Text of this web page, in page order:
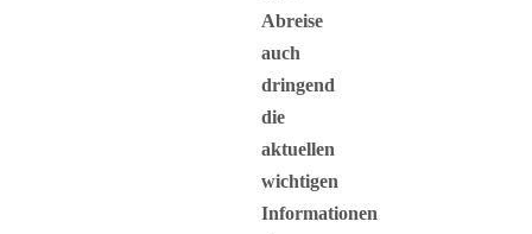
Abreise
auch
dringend
die
aktuellen
wichtigen
Informationen